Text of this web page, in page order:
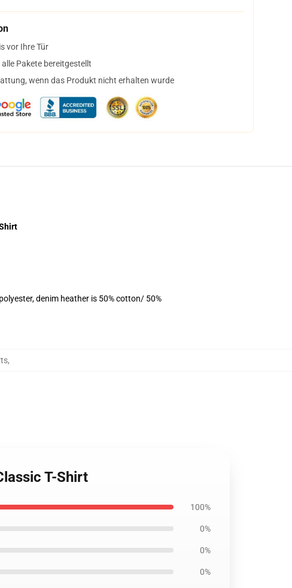
vor Ihre Tür
Pakete bereitgestellt
wenn das Produkt nicht erhalten wurde
denim heather is 50% cotton/ 50%
,
T-Shirt
100%
0%
0%
0%